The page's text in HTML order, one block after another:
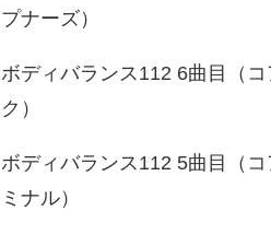
プナーズ）
ボディバランス112 6曲目（コ
ク）
ボディバランス112 5曲目（コ
ミナル）